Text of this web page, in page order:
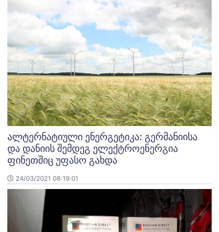
ალტერნატიული ენერგეტიკა: გერმანიისა
და დანიის შემდეგ ელექტროენერგია
ფინეთშიც უფასო გახდა
24/03/2021 08:19:01